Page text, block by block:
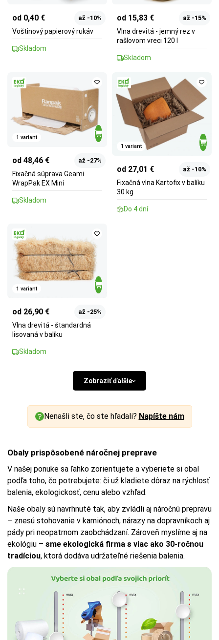
od 0,40 € až -10%
Voštinový papierový rukáv
Skladom
od 15,83 € až -15%
Vlna drevitá - jemný rez v
rašlovom vreci 120 l
Skladom
1 variant
od 48,46 € až -27%
Fixačná súprava Geami
WrapPak EX Mini
Skladom
1 variant
od 27,01 € až -10%
Fixačná vlna Kartofix v balíku
30 kg
Do 4 dní
1 variant
od 26,90 € až -25%
Vlna drevitá - štandardná
lisovaná v balíku
Skladom
Nenašli ste, čo ste hľadali? Napíšte nám
Zobraziť ďalšie
Obaly prispôsobené náročnej preprave
V našej ponuke sa ľahko zorientujete a vyberiete si obal
podľa toho, čo potrebujete: či už kladiete dôraz na rýchlosť
balenia, ekologickosť, cenu alebo vzhľad.
Naše obaly sú navrhnuté tak, aby zvládli aj náročnú prepravu
– znesú stohovanie v kamiónoch, nárazy na dopravníkoch aj
pády pri neopatrnom zaobchádzaní. Zároveň myslíme aj na
ekológiu – sme ekologická firma s viac ako 30-ročnou
tradíciou, ktorá dodáva udržateľné riešenia balenia.